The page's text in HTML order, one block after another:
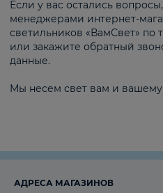
Если у вас остались
менеджерами интернет-
светильников «ВамСвет» по
или закажите обратный
данные.
Мы несем свет вам и
АДРЕСА МАГАЗИНОВ